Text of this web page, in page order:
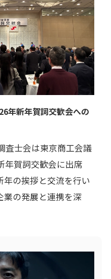
年新年賀詞交歓会への
査士会は東京商工会議
年賀詞交歓会に出席
年の挨拶と交流を行い
業の発展と連携を深